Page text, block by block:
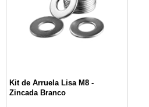
Kit de Arruela Lisa M8 -
Zincada Branco